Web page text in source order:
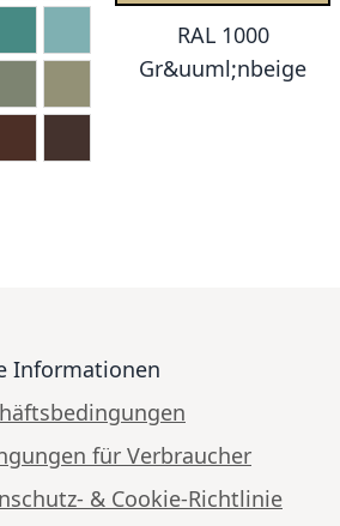
RAL 1000
Gr&uuml;nbeige
Informationen
für Verbraucher
& Cookie-Richtlinie